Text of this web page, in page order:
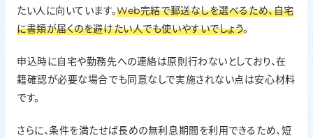
在籍確認の方針
申込時に自宅や勤務先への連絡は原則なし。在籍確認が必要
無利息期間
たい人に向いています。Web完結で郵送なしを選べるため、自宅
に書類が届くのを避けたい人でも使いやすいでしょう。
申込時に自宅や勤務先への連絡は原則行わないとしており、在
籍確認が必要な場合でも同意なしで実施されない点は安心材料
です。
さらに、条件を満たせば長めの無利息期間を利用できるため、短